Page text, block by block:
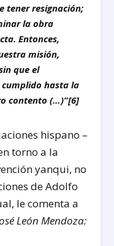
tener resignación;
la obra
Entonces,
misión,
que el
hasta la
contento (…)”[6]
hispano –
torno a la
yanqui, no
de Adolfo
le comenta a
León Mendoza: